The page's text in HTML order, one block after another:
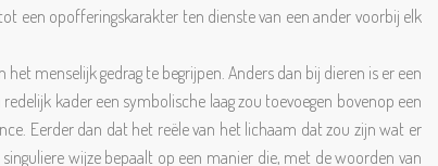
een opofferingskarakter ten dienste van een ander voorbij elk
menselijk gedrag te begrijpen. Anders dan bij dieren is er een
kader een symbolische laag zou toevoegen bovenop een
Eerder dan dat het reële van het lichaam dat zou zijn wat er
wijze bepaalt op een manier die, met de woorden van